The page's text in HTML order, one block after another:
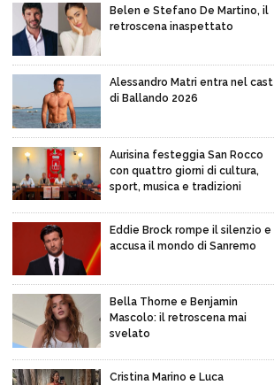
Belen e Stefano De Martino, il
retroscena inaspettato
Alessandro Matri entra nel cast
di Ballando 2026
Aurisina festeggia San Rocco
con quattro giorni di cultura,
sport, musica e tradizioni
Eddie Brock rompe il silenzio e
accusa il mondo di Sanremo
Bella Thorne e Benjamin
Mascolo: il retroscena mai
svelato
Cristina Marino e Luca